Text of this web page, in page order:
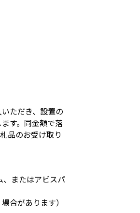
ただき、設置の
す。同金額で落
品のお受け取り
またはアビスパ
合があります）